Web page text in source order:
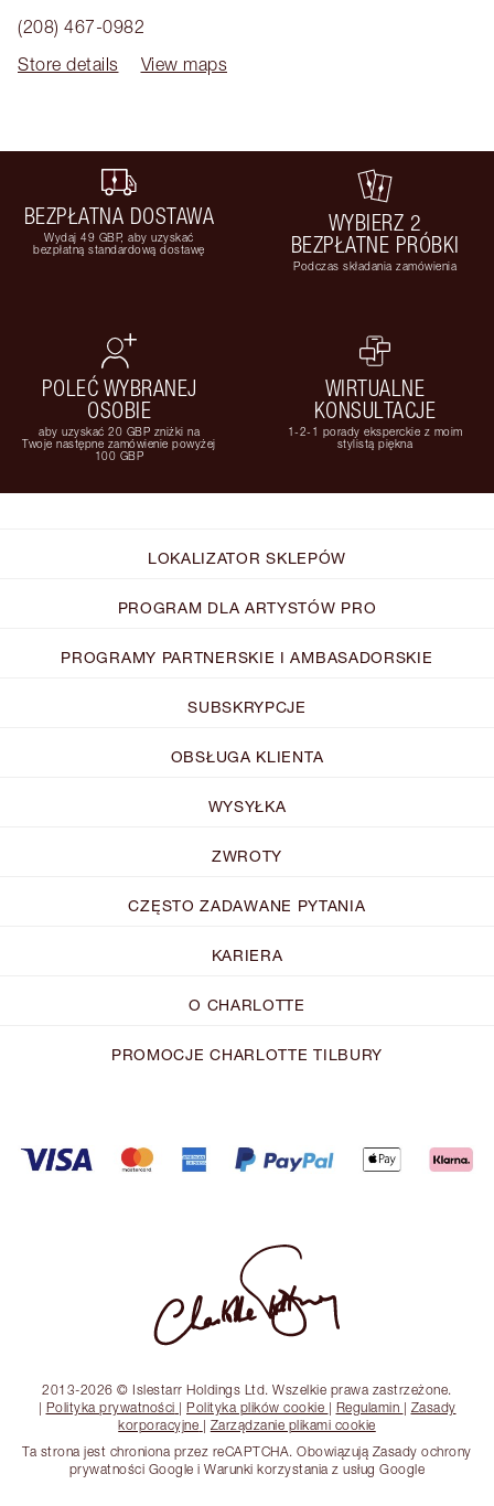
(208) 467-0982
Store details
View maps
BEZPŁATNA DOSTAWA
Wydaj 49 GBP, aby uzyskać
bezpłatną standardową dostawę
WYBIERZ 2
BEZPŁATNE PRÓBKI
Podczas składania zamówienia
POLEĆ WYBRANEJ
OSOBIE
aby uzyskać 20 GBP zniżki na
Twoje następne zamówienie powyżej
100 GBP
WIRTUALNE
KONSULTACJE
1-2-1 porady eksperckie z moim
stylistą piękna
LOKALIZATOR SKLEPÓW
PROGRAM DLA ARTYSTÓW PRO
PROGRAMY PARTNERSKIE I AMBASADORSKIE
SUBSKRYPCJE
OBSŁUGA KLIENTA
WYSYŁKA
ZWROTY
CZĘSTO ZADAWANE PYTANIA
KARIERA
O CHARLOTTE
PROMOCJE CHARLOTTE TILBURY
2013-2026 © Islestarr Holdings Ltd. Wszelkie prawa zastrzeżone.
| Polityka prywatności | Polityka plików cookie | Regulamin | Zasady
korporacyjne | Zarządzanie plikami cookie
Ta strona jest chroniona przez reCAPTCHA. Obowiązują Zasady ochrony
prywatności Google i Warunki korzystania z usług Google